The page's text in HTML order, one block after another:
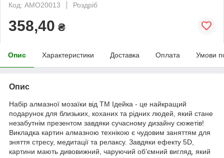
Код: AMO20013
Роздріб
358,40 ₴
Опис Характеристики Доставка Оплата Умови
Опис
Набір алмазної мозаїки від ТМ Ідейка - це найкращий
подарунок для близьких, коханих та рідних людей, який стане
незабутнім презентом завдяки сучасному дизайну сюжетів!
Викладка картин алмазною технікою є чудовим заняттям для
зняття стресу, медитації та релаксу. Завдяки ефекту 5D,
картини мають дивовижний, чаруючий об’ємний вигляд, який